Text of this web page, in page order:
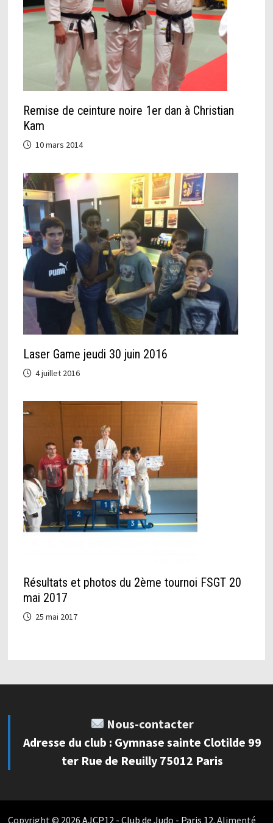
Remise de ceinture noire 1er dan à Christian
Kam
10 mars 2014
Laser Game jeudi 30 juin 2016
4 juillet 2016
Résultats et photos du 2ème tournoi FSGT 20
mai 2017
25 mai 2017
Nous-contacter
Adresse du club : Gymnase sainte Clotilde 99
ter Rue de Reuilly 75012 Paris
Copyright © 2026 AJCP12 - Club de Judo - Paris 12. Alimenté